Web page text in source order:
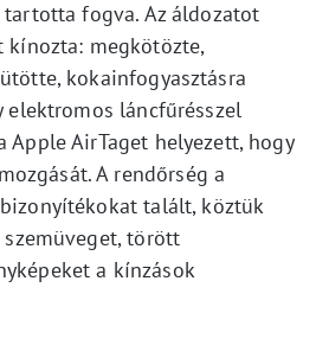
fogva. Az áldozatot
megkötözte,
kokainfogyasztásra
elektromos láncfűrésszel
Apple AirTaget helyezett, hogy
A rendőrség a
talált, köztük
törött
a kínzások